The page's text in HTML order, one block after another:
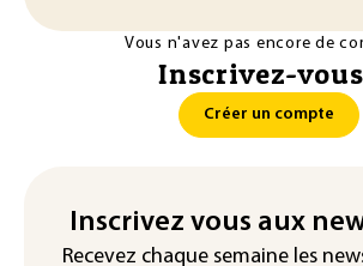
Vous n'avez pas encore de
Inscrivez-
Créer un compte
Inscrivez vous aux
Recevez chaque semaine les